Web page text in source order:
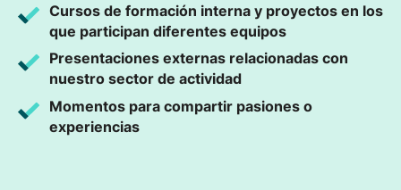
Cursos de formación interna y proyectos en los
que participan diferentes equipos
Presentaciones externas relacionadas con
nuestro sector de actividad
Momentos para compartir pasiones o
experiencias